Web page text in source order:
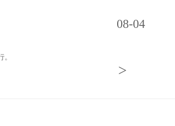
08-04
>